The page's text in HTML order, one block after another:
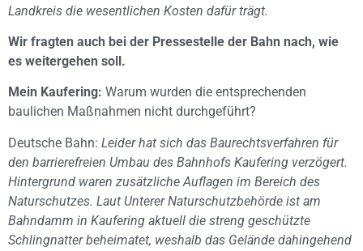
Landkreis die wesentlichen Kosten dafür trägt.
Wir fragten auch bei der Pressestelle der Bahn nach, wie
es weitergehen soll.
Mein Kaufering: Warum wurden die entsprechenden
baulichen Maßnahmen nicht durchgeführt?
Deutsche Bahn: Leider hat sich das Baurechtsverfahren für
den barrierefreien Umbau des Bahnhofs Kaufering verzögert.
Hintergrund waren zusätzliche Auflagen im Bereich des
Naturschutzes. Laut Unterer Naturschutzbehörde ist am
Bahndamm in Kaufering aktuell die streng geschützte
Schlingnatter beheimatet, weshalb das Gelände dahingehend